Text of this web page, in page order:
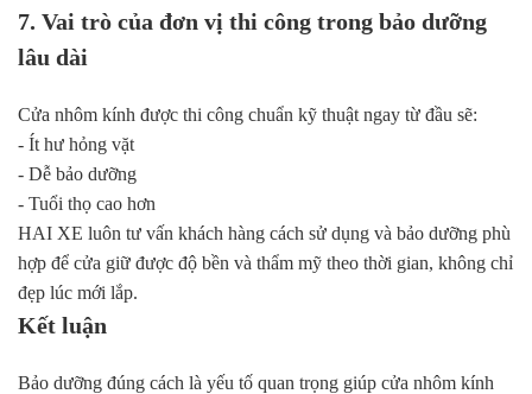
7. Vai trò của đơn vị thi công trong bảo dưỡng
lâu dài
Cửa nhôm kính được thi công chuẩn kỹ thuật ngay từ đầu sẽ:
- Ít hư hỏng vặt
- Dễ bảo dưỡng
- Tuổi thọ cao hơn
HAI XE luôn tư vấn khách hàng cách sử dụng và bảo dưỡng phù
hợp để cửa giữ được độ bền và thẩm mỹ theo thời gian, không chỉ
đẹp lúc mới lắp.
Kết luận
Bảo dưỡng đúng cách là yếu tố quan trọng giúp cửa nhôm kính